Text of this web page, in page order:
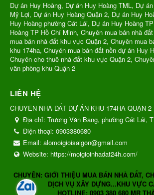
Dự án Huy Hoàng, Dự án Huy Hoàng TML, Dự
Mỹ Lợi, Dự án Huy Hoàng Quận 2, Dự án Huy
Huy Hoàng phường Cát Lái, Dự án Huy Hoàng
Hoàng TP Hồ Chí Minh, Chuyên mua bán nhà
mua bán nhà đất khu vực Quận 2, Chuyên mua
khu 174ha, Chuyên mua bán đất nền dự án Huy
Chuyên cho thuê nhà đất khu vực Quận 2,
văn phòng khu Quận 2
LIÊN HỆ
CHUYÊN NHÀ ĐẤT DỰ ÁN KHU 174HA QUẬN 2
Địa chỉ: Trương Văn Bang, phường Cát Lái,
Điện thoại: 0903380680
Email: alomoigioisaigon@gmail.com
Website: https://moigioinhadat24h.com/
CHUYÊN: GIỚI THIỆU MUA BÁN NHÀ ĐẤT,
DỊCH VỤ XÂY DỰNG...KHU VỰC
HOTLINE: 0903 380 680 MR